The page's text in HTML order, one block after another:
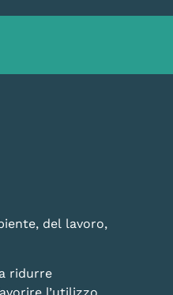
del lavoro,
ridurre
l’utilizzo